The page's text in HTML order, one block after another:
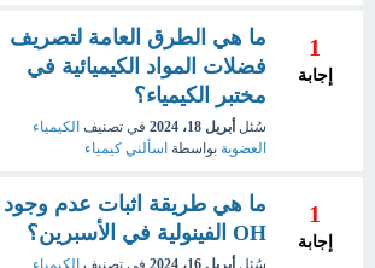
1
إجابة
ما هي الطرق العامة لتصريف
فضلات المواد الكيميائية في
مختبر الكيمياء؟
سُئل أبريل 18، 2024 في تصنيف الكيمياء
العضوية بواسطة اسألني كيمياء
1
إجابة
ما هي طريقة اثبات عدم وجود
OH الفينولية في الأسبرين؟